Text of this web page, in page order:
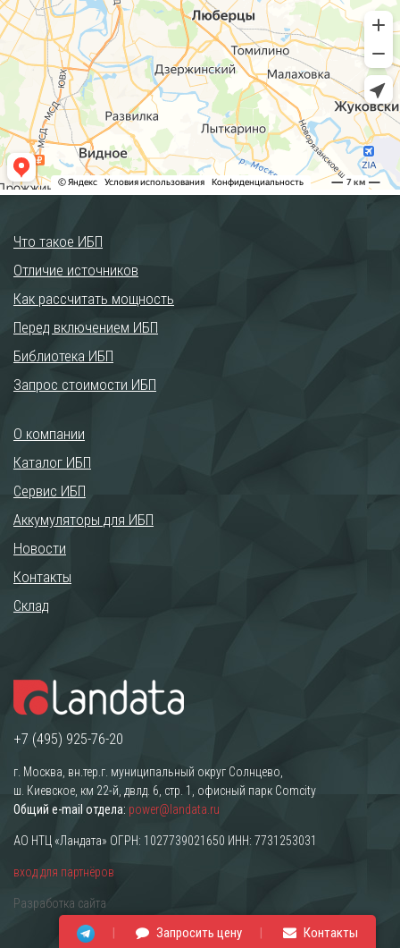
Что такое ИБП
Отличие источников
Как рассчитать мощность
Перед включением ИБП
Библиотека ИБП
Запрос стоимости ИБП
О компании
Каталог ИБП
Сервис ИБП
Аккумуляторы для ИБП
Новости
Контакты
Склад
+7 (495) 925-76-20
г. Москва, вн.тер.г. муниципальный округ Солнцево,
ш. Киевское, км 22-й, двлд. 6, стр. 1, офисный парк Comcity
Общий e-mail отдела: power@landata.ru
АО НТЦ «Ландата» ОГРН: 1027739021650 ИНН: 7731253031
вход для партнёров
Разработка сайта
Запросить цену Контакты